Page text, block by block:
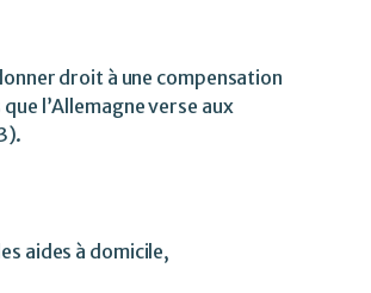
droit à une compensation
l’Allemagne verse aux
aides à domicile,